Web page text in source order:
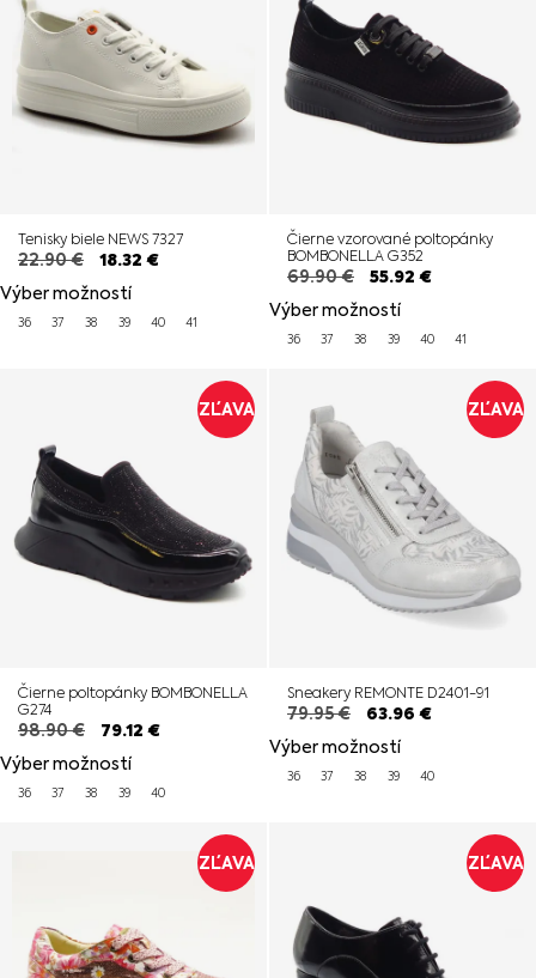
Tenisky biele NEWS 7327
22.90€ 18.32 €
Výber možností
36 37 38 39 40 41
Čierne vzorované poltopánky
BOMBONELLA G352
69.90€ 55.92 €
Výber možností
36 37 38 39 40 41
ZĽAVA
Čierne poltopánky BOMBONELLA
G274
98.90€ 79.12 €
Výber možností
36 37 38 39 40
ZĽAVA
Sneakery REMONTE D2401-91
79.95€ 63.96 €
Výber možností
36 37 38 39 40
ZĽAVA ZĽAVA